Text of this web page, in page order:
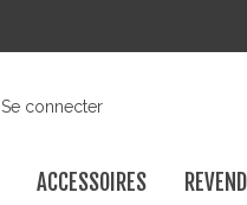
Se connecter
ACCESSOIRES